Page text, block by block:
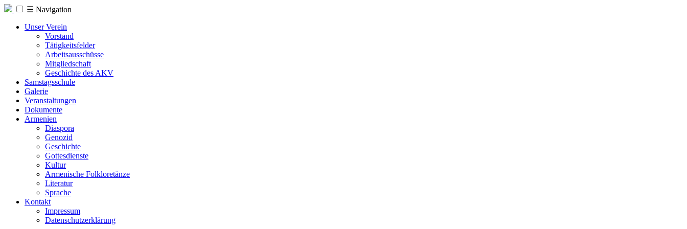
☰ Navigation
Unser Verein
Vorstand
Tätigkeitsfelder
Arbeitsausschüsse
Mitgliedschaft
Geschichte des AKV
Samstagsschule
Galerie
Veranstaltungen
Dokumente
Armenien
Diaspora
Genozid
Geschichte
Gottesdienste
Kultur
Armenische Folkloretänze
Literatur
Sprache
Kontakt
Impressum
Datenschutzerklärung